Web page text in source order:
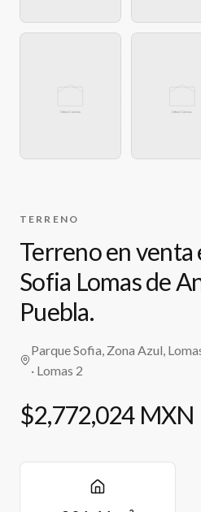
TERRENO
Terreno en venta
Sofia Lomas de
Puebla.
Parque Sofia, Zona Azul,
· Lomas 2
$2,772,024 MXN